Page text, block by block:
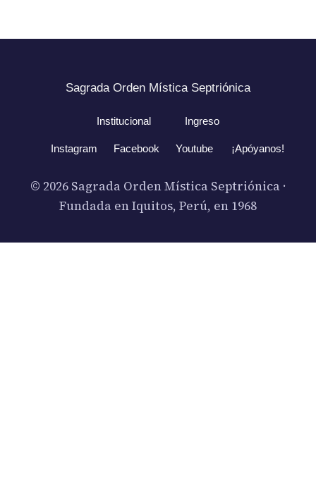
Sagrada Orden Mística Septriónica
Institucional Ingreso
Instagram Facebook Youtube ¡Apóyanos!
© 2026 Sagrada Orden Mística Septriónica ·
Fundada en Iquitos, Perú, en 1968